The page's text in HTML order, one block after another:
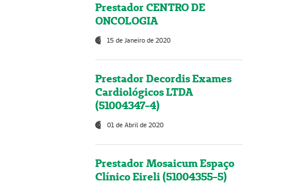
Prestador CENTRO DE
ONCOLOGIA
15 de Janeiro de 2020
Prestador Decordis Exames
Cardiológicos LTDA
(51004347-4)
01 de Abril de 2020
Prestador Mosaicum Espaço
Clínico Eireli (51004355-5)